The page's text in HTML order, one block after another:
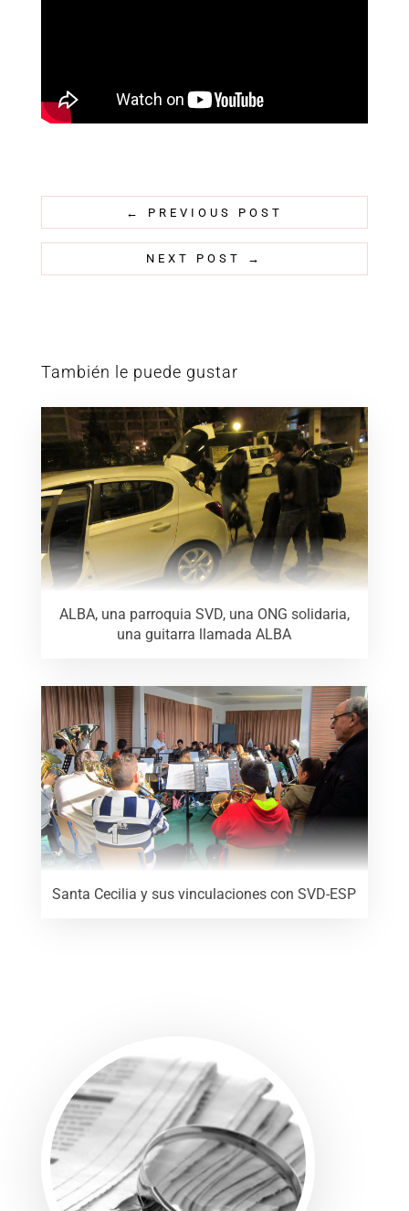
← PREVIOUS POST
NEXT POST →
También le puede gustar
ALBA, una parroquia SVD, una ONG solidaria,
una guitarra llamada ALBA
Santa Cecilia y sus vinculaciones con SVD-ESP